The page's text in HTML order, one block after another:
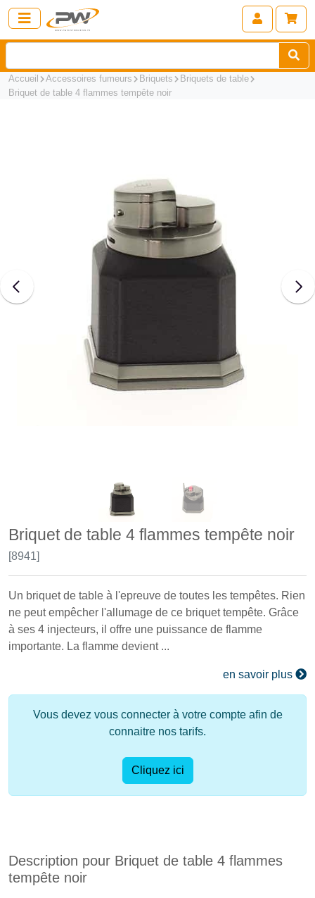
Accueil Accessoires fumeurs Briquets
Briquets de table
Briquet de table 4 flammes tempête noir
Briquet de table 4 flammes tempête noir
[8941]
Un briquet de table à l'epreuve de toutes les tempêtes. Rien
ne peut empêcher l'allumage de ce briquet tempête. Grâce
à ses 4 injecteurs, il offre une puissance de flamme
importante. La flamme devient ...
en savoir plus
Vous devez vous connecter à votre compte afin de
connaitre nos tarifs.
Cliquez ici
Description pour Briquet de table 4 flammes
tempête noir